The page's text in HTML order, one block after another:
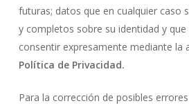
futuras; datos que en cualquier caso
y completos sobre su identidad y que
consentir expresamente mediante la
Política de Privacidad.
Para la corrección de posibles